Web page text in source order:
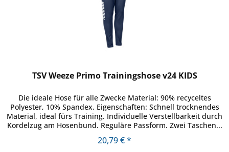
TSV Weeze Primo Trainingshose v24 KIDS
Die ideale Hose für alle Zwecke Material: 90% recyceltes
Polyester, 10% Spandex. Eigenschaften: Schnell trocknendes
Material, ideal fürs Training. Individuelle Verstellbarkeit durch
Kordelzug am Hosenbund. Reguläre Passform. Zwei Taschen...
20,79 € *